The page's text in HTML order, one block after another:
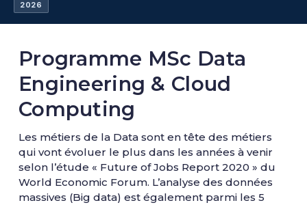
2026
Programme MSc Data
Engineering & Cloud
Computing
Les métiers de la Data sont en tête des métiers
qui vont évoluer le plus dans les années à venir
selon l’étude « Future of Jobs Report 2020 » ​du
World Economic Forum. L’analyse des données
massives (Big data) est également parmi les 5